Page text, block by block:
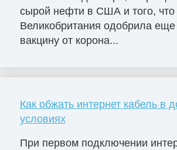
сырой нефти в США и того, что
Великобритания одобрила
вакцину от корона...
Как обжать интернет кабель в
условиях
При первом подключении